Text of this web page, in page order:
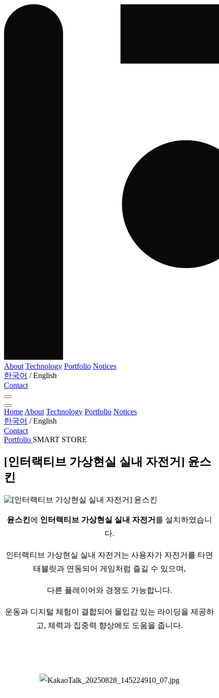
About Technology Portfolio Notices
한국어 / English
Contact
Home About Technology Portfolio Notices
한국어 / English
Contact
Portfolio SMART STORE
[인터랙티브 가상현실 실내 자전거] 윤스
킨
윤스킨에 인터랙티브 가상현실 실내 자전거 를 설치하였습니
다.
인터랙티브 가상현실 실내 자전거는 사용자가 자전거를 타면
태블릿과 연동되어 게임처럼 즐길 수 있으며,
다른 플레이어와 경쟁도 가능합니다.
운동과 디지털 체험이 결합되어 몰입감 있는 라이딩을 제공하
고, 체력과 집중력 향상에도 도움을 줍니다.